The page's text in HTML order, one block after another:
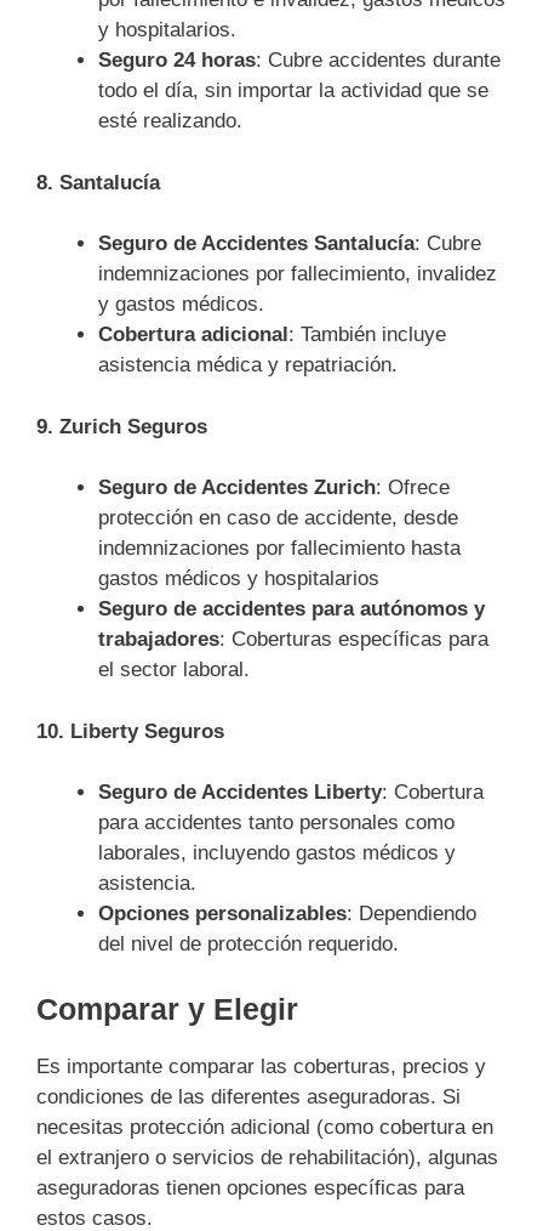
y hospitalarios.
Seguro 24 horas: Cubre accidentes durante
todo el día, sin importar la actividad que se
esté realizando.
8. Santalucía
Seguro de Accidentes Santalucía: Cubre
indemnizaciones por fallecimiento, invalidez
y gastos médicos.
Cobertura adicional: También incluye
asistencia médica y repatriación.
9. Zurich Seguros
Seguro de Accidentes Zurich: Ofrece
protección en caso de accidente, desde
indemnizaciones por fallecimiento hasta
gastos médicos y hospitalarios
Seguro de accidentes para autónomos y
trabajadores: Coberturas específicas para
el sector laboral.
10. Liberty Seguros
Seguro de Accidentes Liberty: Cobertura
para accidentes tanto personales como
laborales, incluyendo gastos médicos y
asistencia.
Opciones personalizables: Dependiendo
del nivel de protección requerido.
Comparar y Elegir
Es importante comparar las coberturas, precios y
condiciones de las diferentes aseguradoras. Si
necesitas protección adicional (como cobertura en
el extranjero o servicios de rehabilitación), algunas
aseguradoras tienen opciones específicas para
estos casos.